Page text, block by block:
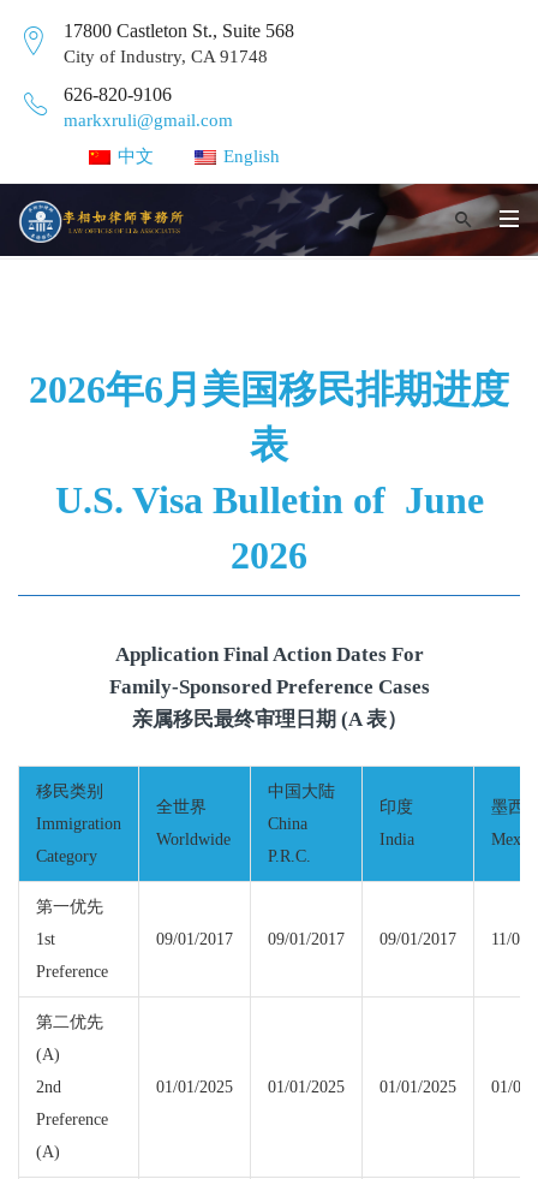
17800 Castleton St., Suite 568
City of Industry, CA 91748
626-820-9106
markxruli@gmail.com
中文
English
2026年6月美国移民排期进度
表
U.S. Visa Bulletin of June
2026
Application Final Action Dates For
Family-Sponsored Preference Cases
亲属移民最终审理日期 (A 表）
移民类别
Immigration
Category
全世界
Worldwide
中国大陆
China
P.R.C.
印度
India
墨西
第一优先
1st
Preference
09/01/2017 09/01/2017 09/01/2017 11/08/
第二优先
(A)
2nd
Preference
(A)
01/01/2025 01/01/2025 01/01/2025 01/01/